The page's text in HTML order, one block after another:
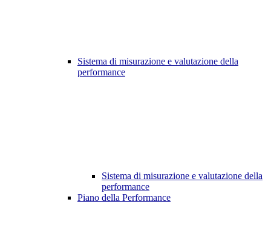
Sistema di misurazione e valutazione della
performance
Sistema di misurazione e valutazione della
performance
Piano della Performance